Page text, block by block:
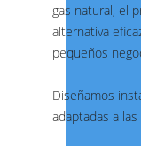
gas natural, el
alternativa
pequeños
Diseñamos
adaptadas a